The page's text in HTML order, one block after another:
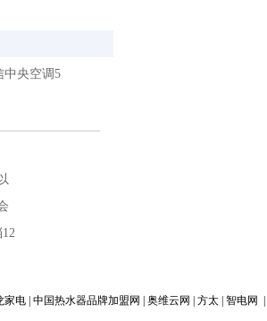
中央空调5
家电| 中国热水器品牌加盟网 | 奥维云网 | 方太| 智电网 |